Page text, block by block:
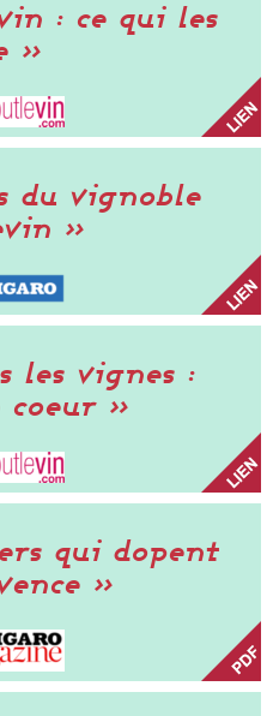
: ce qui les
»
du vignoble
»
les vignes :
coeur »
qui dopent
»